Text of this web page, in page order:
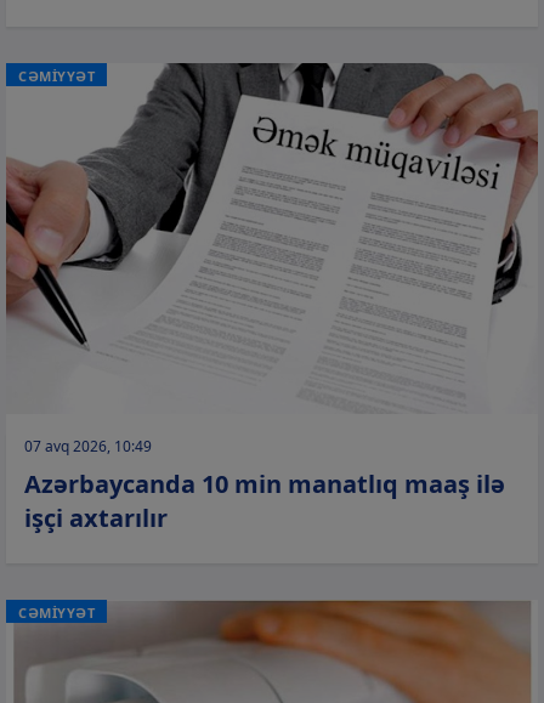
CƏMİYYƏT
07 avq 2026, 10:49
Azərbaycanda 10 min manatlıq maaş ilə
işçi axtarılır
CƏMİYYƏT